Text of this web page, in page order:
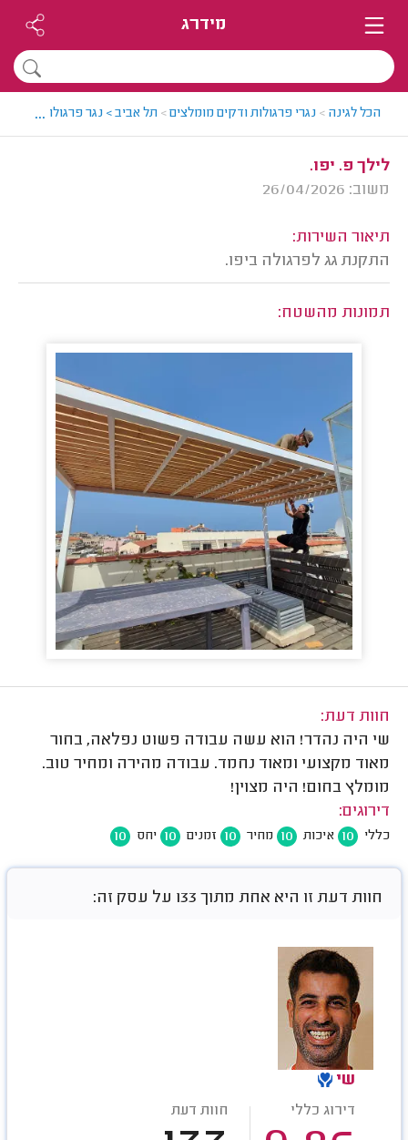
מידרג
הכל לגינה > נגרי פרגולות ודקים מומלצים> תל אביב > נגר פרגולות
...
לילך פ. יפו.
משוב: 26/04/2026
תיאור השירות:
התקנת גג לפרגולה ביפו.
תמונות מהשטח:
חוות דעת:
שי היה נהדר! הוא עשה עבודה פשוט נפלאה, בחור
מאוד מקצועי ומאוד נחמד. עבודה מהירה ומחיר טוב.
מומלץ בחום! היה מצוין!
דירוגים:
כללי 10 איכות 10 מחיר 10 זמנים 10 יחס 10
חוות דעת זו היא אחת מתוך 133 על עסק זה:
שי
דירוג כללי חוות דעת